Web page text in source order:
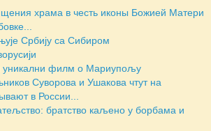
храма в честь иконы Божией Матери
Србију са Сибиром
уникални филм о Мариупољу
Суворова и Ушакова чтут на
в России...
братство каљено у борбама и